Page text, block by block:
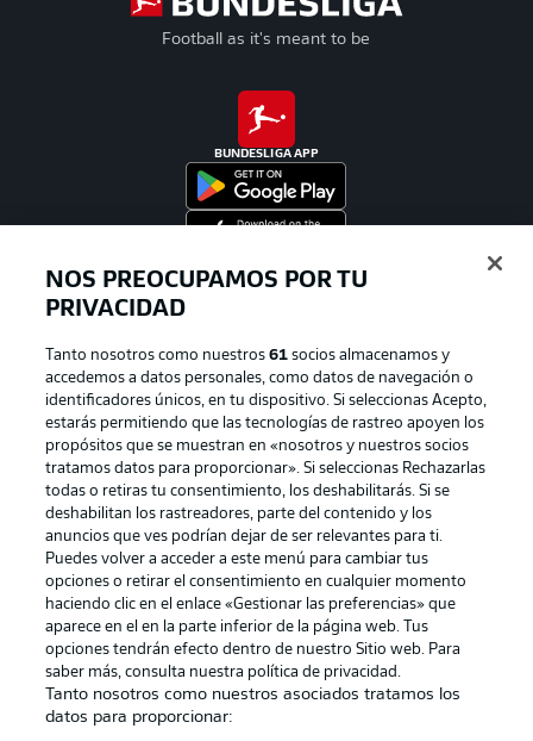
Football as it's meant to be
BUNDESLIGA APP
Official Partners
Publicidad Aviso legal
Gestionar las preferencias Declaracion de privacidad
Canales Trabajos
Jugadores Condiciones de uso
Sello Editorial
NOS PREOCUPAMOS POR TU
PRIVACIDAD
Tanto nosotros como nuestros61 socios almacenamos y
accedemos a datos personales, como datos de navegación o
identificadores únicos, en tu dispositivo. Si seleccionas Acepto,
estarás permitiendo que las tecnologías de rastreo apoyen los
propósitos que se muestran en «nosotros y nuestros socios
tratamos datos para proporcionar». Si seleccionas Rechazarlas
todas o retiras tu consentimiento, los deshabilitarás. Si se
deshabilitan los rastreadores, parte del contenido y los
anuncios que ves podrían dejar de ser relevantes para ti.
Puedes volver a acceder a este menú para cambiar tus
opciones o retirar el consentimiento en cualquier momento
haciendo clic en el enlace «Gestionar las preferencias» que
aparece en el en la parte inferior de la página web. Tus
opciones tendrán efecto dentro de nuestro Sitio web. Para
saber más, consulta nuestra política de privacidad.
Tanto nosotros como nuestros asociados tratamos los
datos para proporcionar: